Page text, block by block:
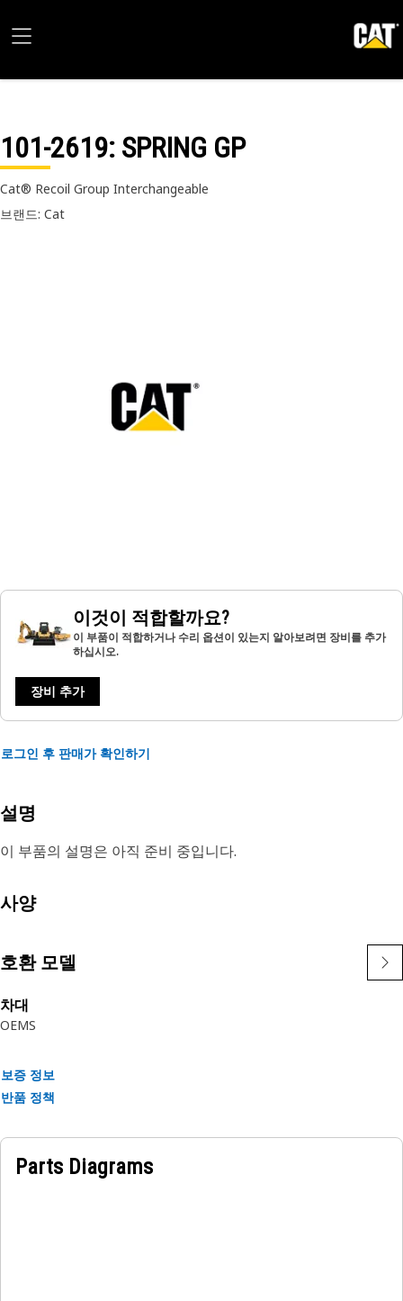
101-2619: SPRING GP
Cat® Recoil Group Interchangeable
브랜드: Cat
이것이 적합할까요?
이 부품이 적합하거나 수리 옵션이 있는지 알아보려면 장비를 추가
하십시오.
장비 추가
로그인 후 판매가 확인하기
설명
이 부품의 설명은 아직 준비 중입니다.
사양
호환 모델
차대
OEMS
보증 정보
반품 정책
Parts Diagrams